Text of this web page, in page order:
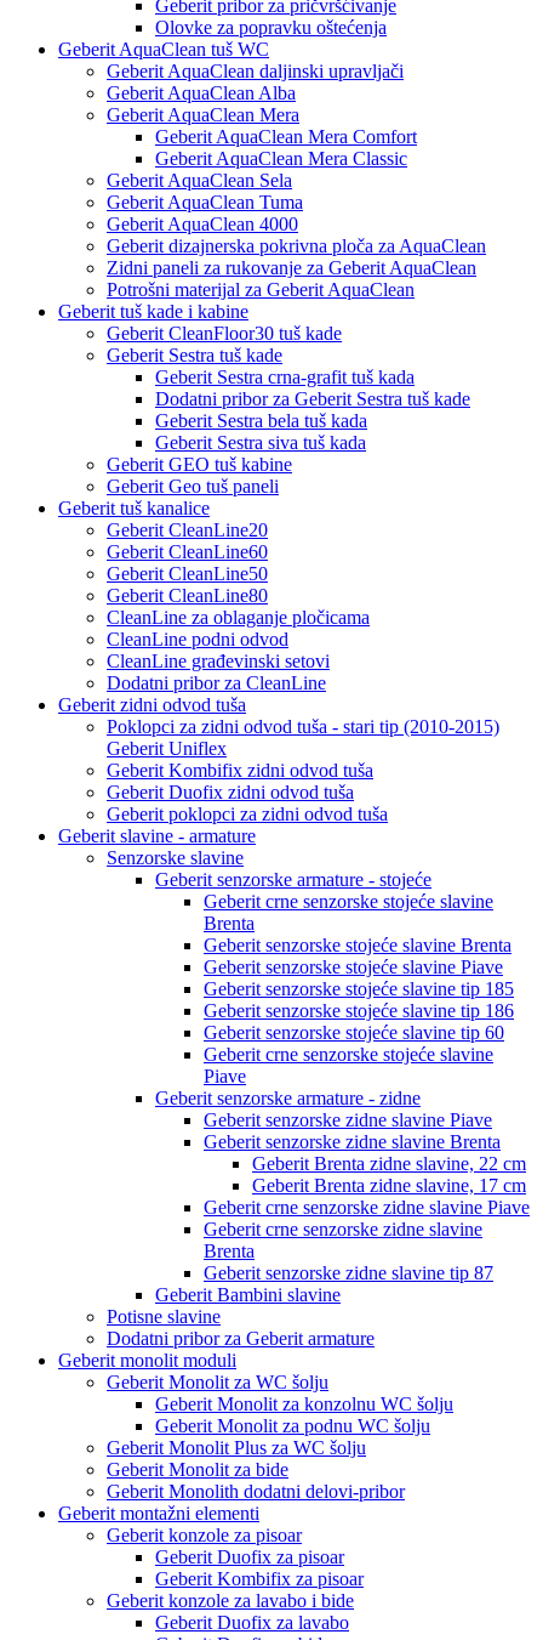
Geberit pribor za pričvršćivanje
Olovke za popravku oštećenja
Geberit AquaClean tuš WC
Geberit AquaClean daljinski upravljači
Geberit AquaClean Alba
Geberit AquaClean Mera
Geberit AquaClean Mera Comfort
Geberit AquaClean Mera Classic
Geberit AquaClean Sela
Geberit AquaClean Tuma
Geberit AquaClean 4000
Geberit dizajnerska pokrivna ploča za AquaClean
Zidni paneli za rukovanje za Geberit AquaClean
Potrošni materijal za Geberit AquaClean
Geberit tuš kade i kabine
Geberit CleanFloor30 tuš kade
Geberit Sestra tuš kade
Geberit Sestra crna-grafit tuš kada
Dodatni pribor za Geberit Sestra tuš kade
Geberit Sestra bela tuš kada
Geberit Sestra siva tuš kada
Geberit GEO tuš kabine
Geberit Geo tuš paneli
Geberit tuš kanalice
Geberit CleanLine20
Geberit CleanLine60
Geberit CleanLine50
Geberit CleanLine80
CleanLine za oblaganje pločicama
CleanLine podni odvod
CleanLine građevinski setovi
Dodatni pribor za CleanLine
Geberit zidni odvod tuša
Poklopci za zidni odvod tuša - stari tip (2010-2015)
Geberit Uniflex
Geberit Kombifix zidni odvod tuša
Geberit Duofix zidni odvod tuša
Geberit poklopci za zidni odvod tuša
Geberit slavine - armature
Senzorske slavine
Geberit senzorske armature - stojeće
Geberit crne senzorske stojeće slavine
Brenta
Geberit senzorske stojeće slavine Brenta
Geberit senzorske stojeće slavine Piave
Geberit senzorske stojeće slavine tip 185
Geberit senzorske stojeće slavine tip 186
Geberit senzorske stojeće slavine tip 60
Geberit crne senzorske stojeće slavine
Piave
Geberit senzorske armature - zidne
Geberit senzorske zidne slavine Piave
Geberit senzorske zidne slavine Brenta
Geberit Brenta zidne slavine, 22 cm
Geberit Brenta zidne slavine, 17 cm
Geberit crne senzorske zidne slavine Piave
Geberit crne senzorske zidne slavine
Brenta
Geberit senzorske zidne slavine tip 87
Geberit Bambini slavine
Potisne slavine
Dodatni pribor za Geberit armature
Geberit monolit moduli
Geberit Monolit za WC šolju
Geberit Monolit za konzolnu WC šolju
Geberit Monolit za podnu WC šolju
Geberit Monolit Plus za WC šolju
Geberit Monolit za bide
Geberit Monolith dodatni delovi-pribor
Geberit montažni elementi
Geberit konzole za pisoar
Geberit Duofix za pisoar
Geberit Kombifix za pisoar
Geberit konzole za lavabo i bide
Geberit Duofix za lavabo